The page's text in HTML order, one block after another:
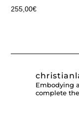
255,00€
Embodying
complete